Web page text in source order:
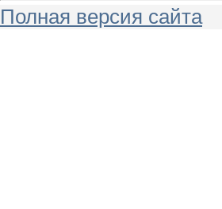
Полная версия сайта